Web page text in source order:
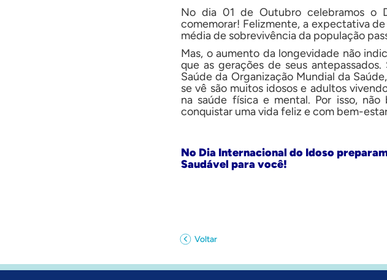
No dia 01 de Outubro celebramos o
comemorar! Felizmente, a expectativa
média de sobrevivência da população
Mas, o aumento da longevidade não
que as gerações de seus
Saúde da Organização Mundial da
se vê são muitos idosos e adultos
na saúde física e mental. Por isso,
conquistar uma vida feliz e com bem-
No Dia Internacional do Idoso
Saudável para você!
Voltar